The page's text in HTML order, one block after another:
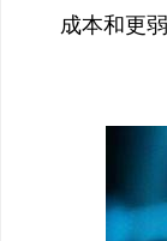
成本和更